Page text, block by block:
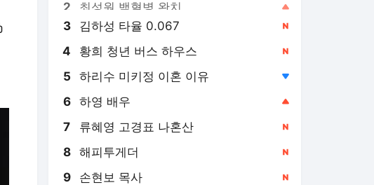
3 김하성 타율 0.067
4 황희 청년 버스 하우스
5 하리수 미키정 이혼 이유
6 하영 배우
7 류혜영 고경표 나혼산
8 해피투게더
9 손현보 목사